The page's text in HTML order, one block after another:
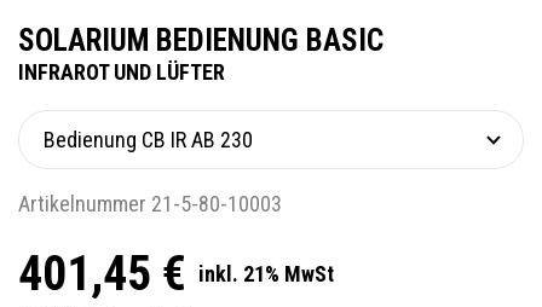
SOLARIUM BEDIENUNG BASIC
INFRAROT UND LÜFTER
Artikelnummer 21-5-80-10003
401,45 €
inkl. 21% MwSt